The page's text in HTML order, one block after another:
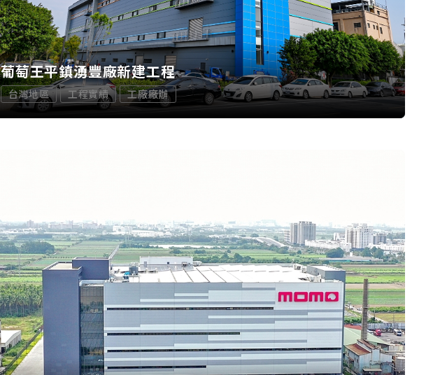
葡萄王平鎮湧豐廠新建工程
台灣地區 工程實績 工廠廠辦